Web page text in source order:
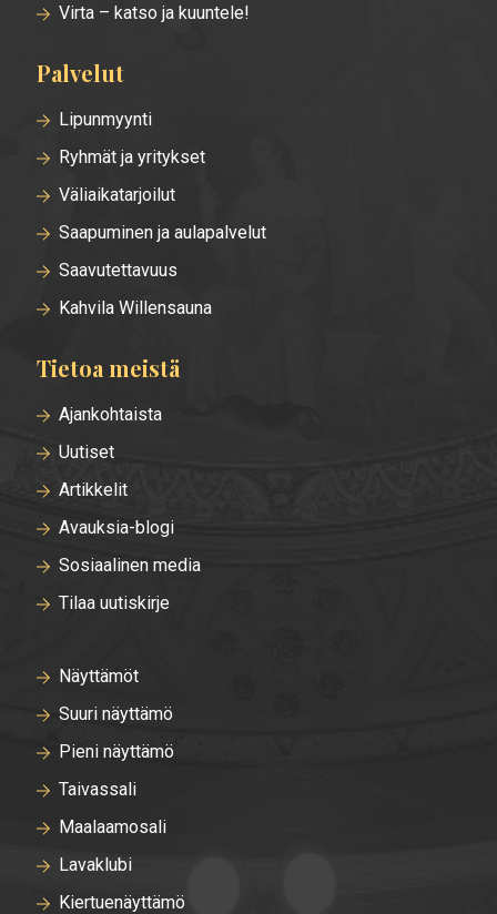
Virta – katso ja kuuntele!
Palvelut
Lipunmyynti
Ryhmät ja yritykset
Väliaikatarjoilut
Saapuminen ja aulapalvelut
Saavutettavuus
Kahvila Willensauna
Tietoa meistä
Ajankohtaista
Uutiset
Artikkelit
Avauksia-blogi
Sosiaalinen media
Tilaa uutiskirje
Näyttämöt
Suuri näyttämö
Pieni näyttämö
Taivassali
Maalaamosali
Lavaklubi
Kiertuenäyttämö